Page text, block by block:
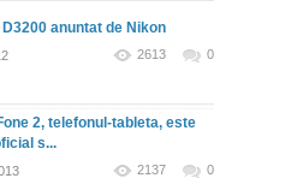
D3200 anuntat de Nikon
2613 0
2, telefonul-tableta, este
s...
2137 0